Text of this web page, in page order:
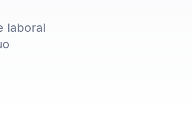
laboral